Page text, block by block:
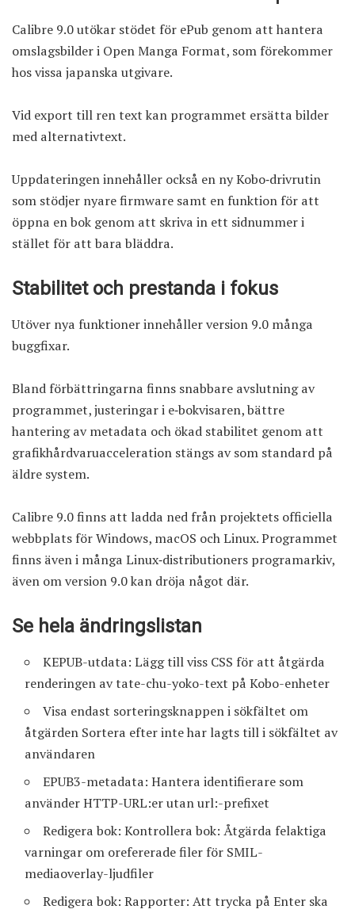
Calibre 9.0 utökar stödet för ePub genom att hantera
omslagsbilder i Open Manga Format, som förekommer
hos vissa japanska utgivare.
Vid export till ren text kan programmet ersätta bilder
med alternativtext.
Uppdateringen innehåller också en ny Kobo‑drivrutin
som stödjer nyare firmware samt en funktion för att
öppna en bok genom att skriva in ett sidnummer i
stället för att bara bläddra.
Stabilitet och prestanda i fokus
Utöver nya funktioner innehåller version 9.0 många
buggfixar.
Bland förbättringarna finns snabbare avslutning av
programmet, justeringar i e‑bokvisaren, bättre
hantering av metadata och ökad stabilitet genom att
grafikhårdvaruacceleration stängs av som standard på
äldre system.
Calibre 9.0 finns att ladda ned från projektets officiella
webbplats för Windows, macOS och Linux. Programmet
finns även i många Linux‑distributioners programarkiv,
även om version 9.0 kan dröja något där.
Se hela ändringslistan
KEPUB-utdata: Lägg till viss CSS för att åtgärda
renderingen av tate-chu-yoko-text på Kobo-enheter
Visa endast sorteringsknappen i sökfältet om
åtgärden Sortera efter inte har lagts till i sökfältet av
användaren
EPUB3-metadata: Hantera identifierare som
använder HTTP-URL:er utan url:-prefixet
Redigera bok: Kontrollera bok: Åtgärda felaktiga
varningar om orefererade filer för SMIL-
mediaoverlay-ljudfiler
Redigera bok: Rapporter: Att trycka på Enter ska